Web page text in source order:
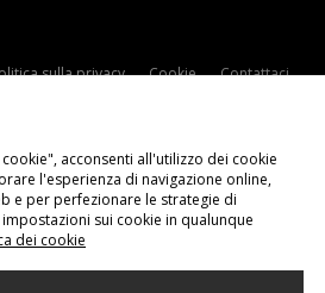
sulla privacy Cookie
Contattaci
Il Tuo Paese
acconsenti all'utilizzo dei cookie
l'esperienza di navigazione online,
e per perfezionare le strategie di
sui cookie in qualunque
dei cookie